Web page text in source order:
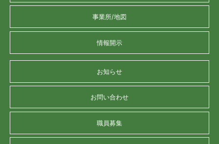
事業所/地図
情報開示
お知らせ
お問い合わせ
職員募集